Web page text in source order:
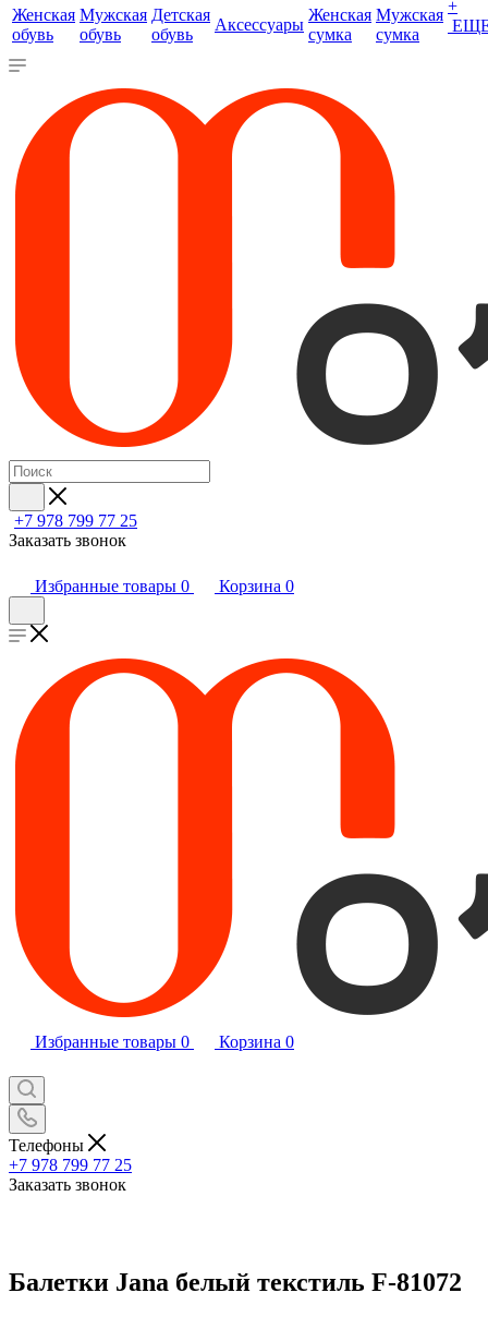
Женская
обувь
Мужская
обувь
Детская
обувь
Аксессуары
Женская
сумка
Мужская
сумка
+
+7 978 799 77 25
Заказать звонок
Избранные товары 0 Корзина 0
Избранные товары 0 Корзина 0
Телефоны
+7 978 799 77 25
Заказать звонок
Балетки Jana белый текстиль F-81072